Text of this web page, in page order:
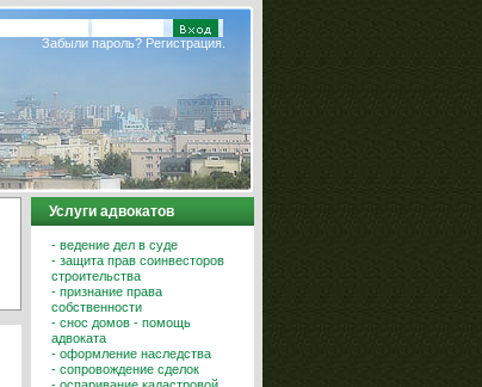
Забыли пароль? Регистрация.
Услуги адвокатов
- ведение дел в суде
- защита прав соинвесторов
строительства
- признание права
собственности
- снос домов - помощь
адвоката
- оформление наследства
- сопровождение сделок